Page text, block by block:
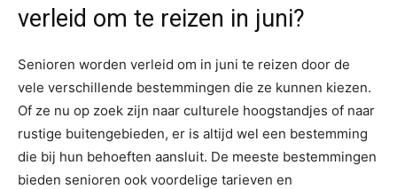
verleid om te reizen in juni?
Senioren worden verleid om in juni te reizen door de
vele verschillende bestemmingen die ze kunnen kiezen.
Of ze nu op zoek zijn naar culturele hoogstandjes of naar
rustige buitengebieden, er is altijd wel een bestemming
die bij hun behoeften aansluit. De meeste bestemmingen
bieden senioren ook voordelige tarieven en